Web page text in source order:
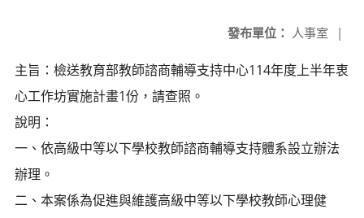
發布單位： 人事室 |
主旨：檢送教育部教師諮商輔導支持中心114年度上半年衷
心工作坊實施計畫1份，請查照。
說明：
一、依高級中等以下學校教師諮商輔導支持體系設立辦法
辦理。
二、本案係為促進與維護高級中等以下學校教師心理健